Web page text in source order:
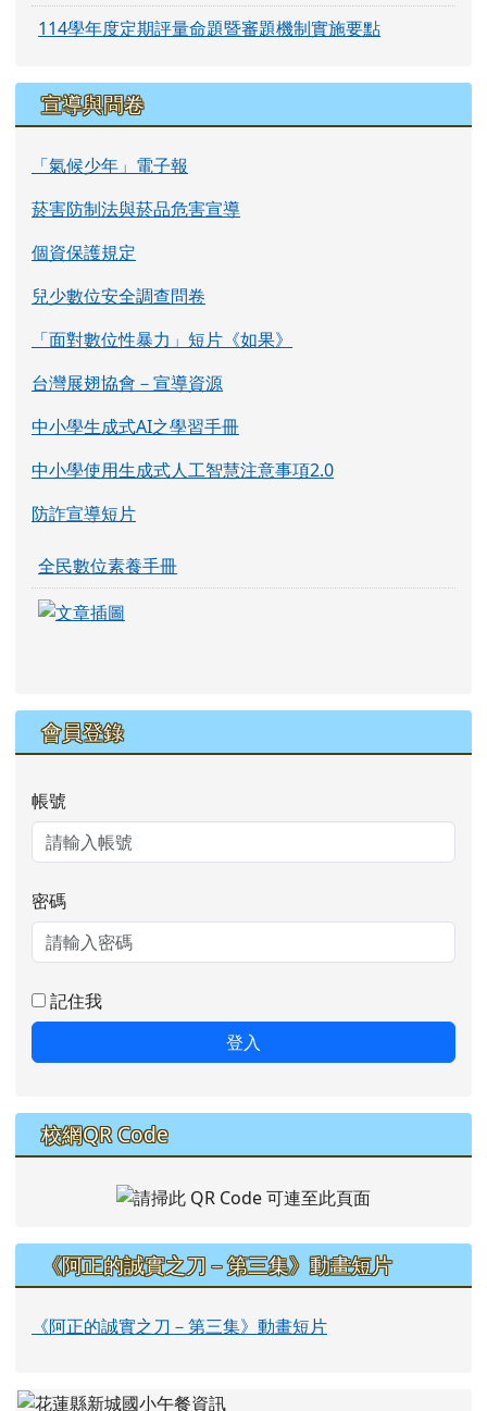
114學年度定期評量命題暨審題機制實施要點
宣導與問卷
「氣候少年」電子報
菸害防制法與菸品危害宣導
個資保護規定
兒少數位安全調查問卷
「面對數位性暴力」短片《如果》
台灣展翅協會－宣導資源
中小學生成式AI之學習手冊
中小學使用生成式人工智慧注意事項2.0
防詐宣導短片
全民數位素養手冊
會員登錄
帳號
密碼
記住我
登入
校網QR Code
《阿正的誠實之刀－第三集》動畫短片
《阿正的誠實之刀－第三集》動畫短片